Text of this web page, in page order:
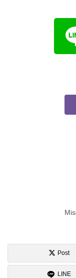
Post
LINE